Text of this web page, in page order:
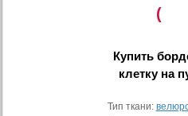
(
Купить
клетку на
Тип ткани: